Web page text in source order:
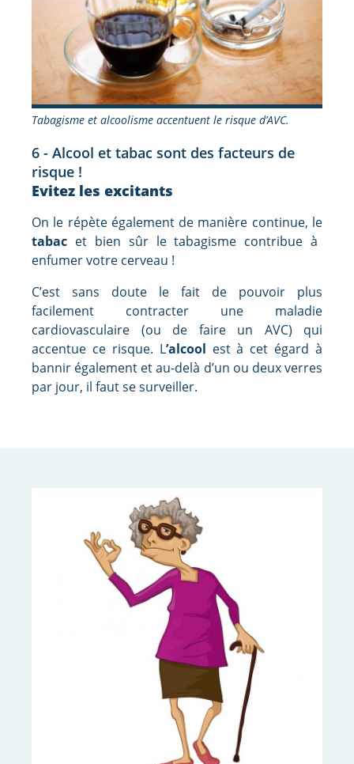
6 - Alcool et tabac sont des facteurs de
risque !
Evitez les excitants
On le répète également de manière continue, le
tabac et bien sûr le tabagisme contribue à
enfumer votre cerveau !
C’est sans doute le fait de pouvoir plus
facilement contracter une maladie
cardiovasculaire (ou de faire un AVC) qui
accentue ce risque. L’alcool est à cet égard à
bannir également et au-delà d’un ou deux verres
par jour, il faut se surveiller.
Tabagisme et alcoolisme accentuent le risque d’AVC.